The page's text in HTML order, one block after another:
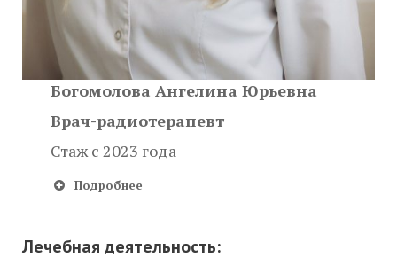
Богомолова Ангелина Юрьевна
Врач-радиотерапевт
Стаж c 2023 года
Подробнее
Лечебная деятельность: